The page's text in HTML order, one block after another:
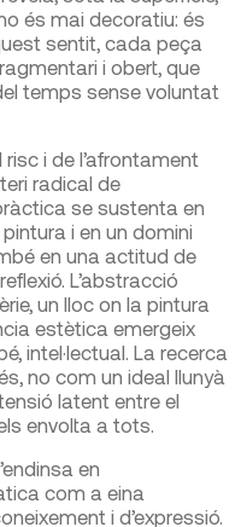
és mai decoratiu: és
sentit, cada peça
i obert, que
temps sense voluntat
i de l’afrontament
radical de
se sustenta en
i en un domini
en una actitud de
L’abstracció
un lloc on la pintura
estètica emergeix
intel·lectual. La recerca
no com un ideal llunyà
latent entre el
envolta a tots.
en
com a eina
i d’expressió.